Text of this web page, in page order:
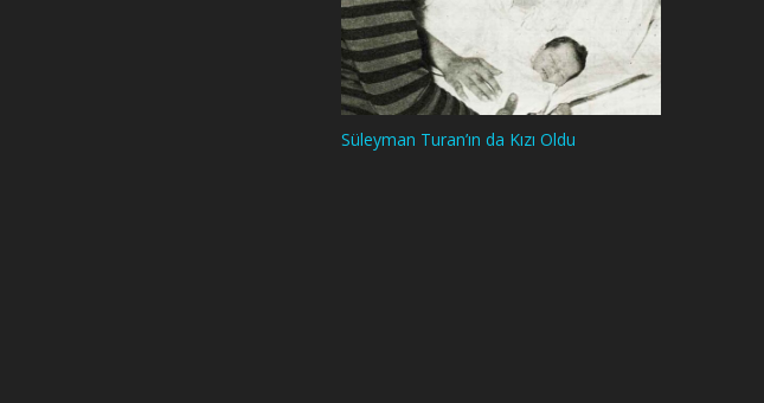
Süleyman Turan’ın da Kızı Oldu